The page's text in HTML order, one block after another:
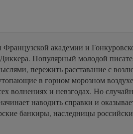
академии и
Популярный молодой
пережить расставание с
в горном морозном
волнениях и невзгодах. Но
наводить справки и
банкиры, наследницы